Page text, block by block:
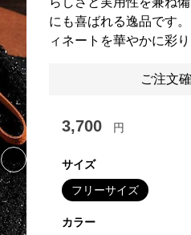
Next slide
にも喜ばれる逸品です
ィネートを華やかに彩り
ご注文
3,700 円
サイズ
フリーサイズ
カラー